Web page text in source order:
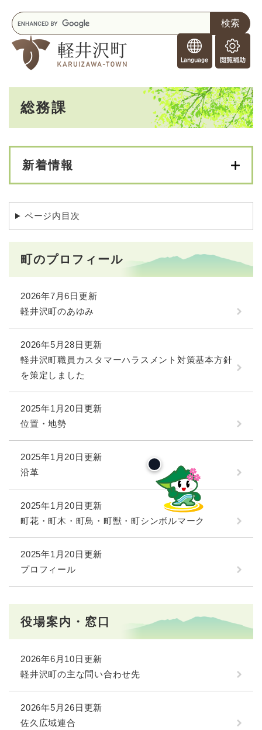
o
r
e
i
n
s
閲
覧
助
キ
ー
ワ
総務課
新着情報
ページ内目次
町のプロフィール
2026年7月6日更新
軽井沢町のあゆみ
2026年5月28日更新
軽井沢町職員カスタマーハラスメント対策基本方針
を策定しました
2025年1月20日更新
位置・地勢
2025年1月20日更新
沿革
2025年1月20日更新
町花・町木・町鳥・町獣・町シンボルマーク
2025年1月20日更新
プロフィール
役場案内・窓口
2026年6月10日更新
軽井沢町の主な問い合わせ先
2026年5月26日更新
佐久広域連合